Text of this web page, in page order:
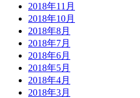
2018年11月
2018年10月
2018年8月
2018年7月
2018年6月
2018年5月
2018年4月
2018年3月